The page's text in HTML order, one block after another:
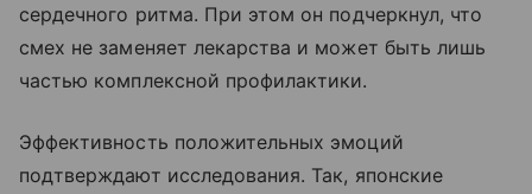
сердечного ритма. При этом он подчеркнул, что
смех не заменяет лекарства и может быть лишь
частью комплексной профилактики.
Эффективность положительных эмоций
подтверждают исследования. Так, японские